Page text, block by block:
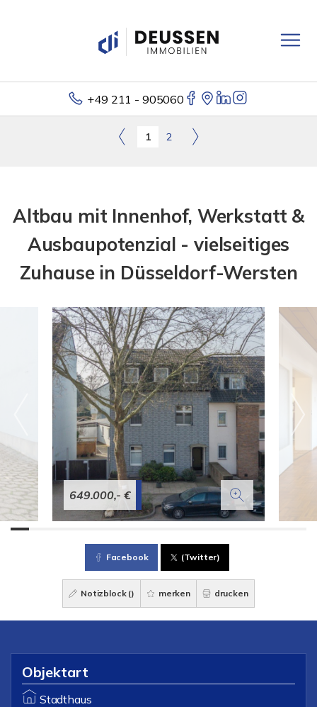
+49 211 - 905060
1 2
Altbau mit Innenhof, Werkstatt &
Ausbaupotenzial - vielseitiges
Zuhause in Düsseldorf-Wersten
649.000,- €
Facebook (Twitter)
Notizblock () merken drucken
Objektart
Stadthaus